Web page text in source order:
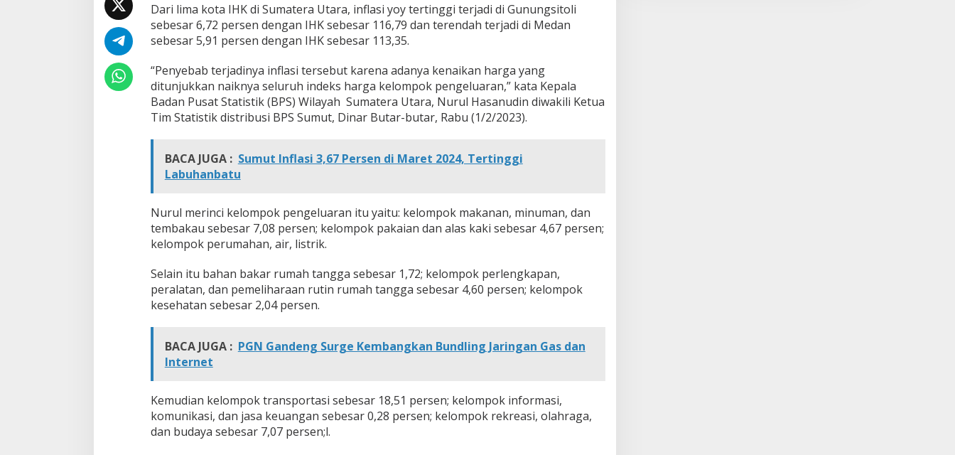
Dari lima kota IHK di Sumatera Utara, inflasi yoy tertinggi terjadi di Gunungsitoli
sebesar 6,72 persen dengan IHK sebesar 116,79 dan terendah terjadi di Medan
sebesar 5,91 persen dengan IHK sebesar 113,35.
“Penyebab terjadinya inflasi tersebut karena adanya kenaikan harga yang
ditunjukkan naiknya seluruh indeks harga kelompok pengeluaran,” kata Kepala
Badan Pusat Statistik (BPS) Wilayah Sumatera Utara, Nurul Hasanudin diwakili Ketua
Tim Statistik distribusi BPS Sumut, Dinar Butar-butar, Rabu (1/2/2023).
BACA JUGA : Sumut Inflasi 3,67 Persen di Maret 2024, Tertinggi
Labuhanbatu
Nurul merinci kelompok pengeluaran itu yaitu: kelompok makanan, minuman, dan
tembakau sebesar 7,08 persen; kelompok pakaian dan alas kaki sebesar 4,67 persen;
kelompok perumahan, air, listrik.
Selain itu bahan bakar rumah tangga sebesar 1,72; kelompok perlengkapan,
peralatan, dan pemeliharaan rutin rumah tangga sebesar 4,60 persen; kelompok
kesehatan sebesar 2,04 persen.
BACA JUGA : PGN Gandeng Surge Kembangkan Bundling Jaringan Gas dan
Internet
Kemudian kelompok transportasi sebesar 18,51 persen; kelompok informasi,
komunikasi, dan jasa keuangan sebesar 0,28 persen; kelompok rekreasi, olahraga,
dan budaya sebesar 7,07 persen;l.